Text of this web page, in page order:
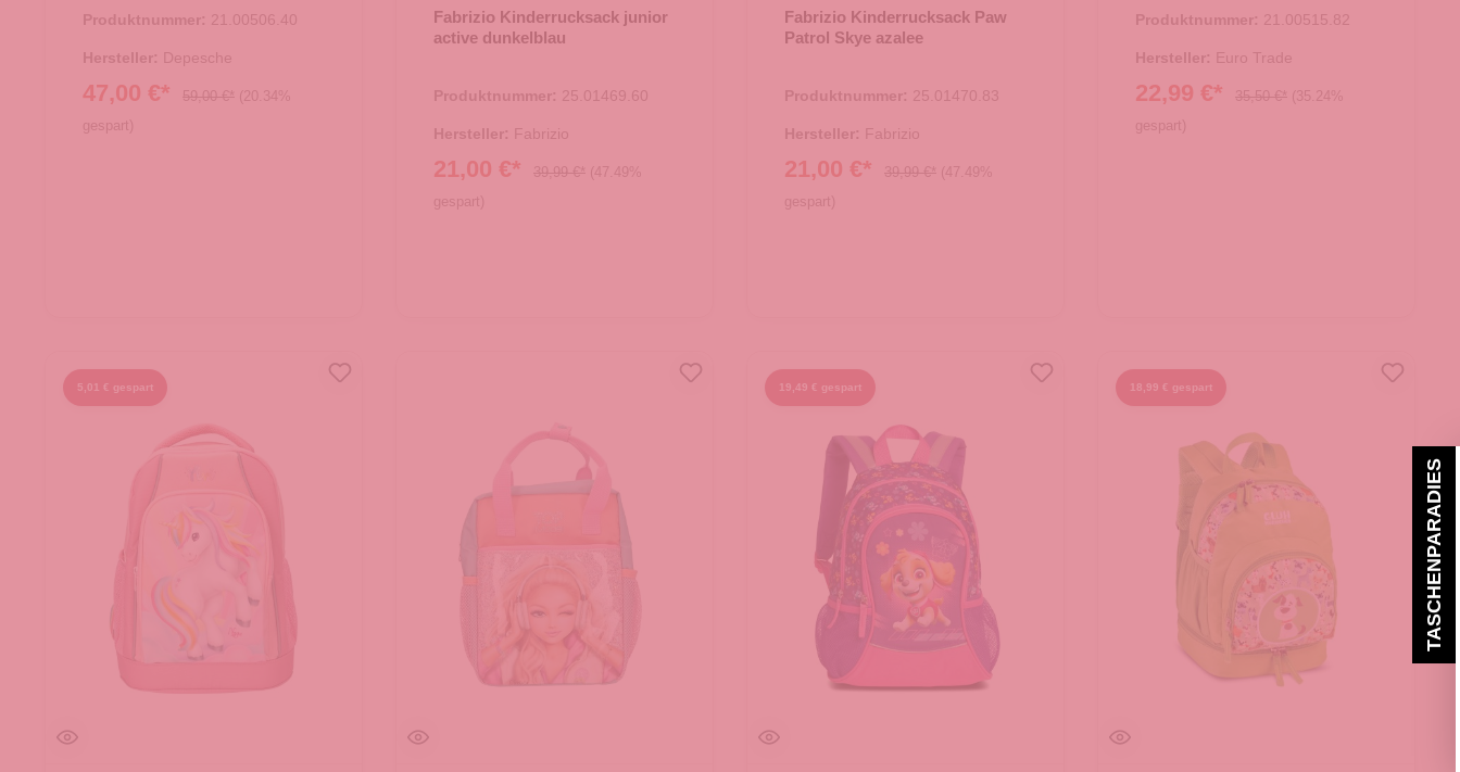
Produktnummer: 21.00506.40
Hersteller: Depesche
47,00 €* 59,00 €* (20.34%
gespart)
Fabrizio Kinderrucksack junior
active dunkelblau
Produktnummer: 25.01469.60
Hersteller: Fabrizio
21,00 €* 39,99 €* (47.49%
gespart)
Fabrizio Kinderrucksack Paw
Patrol Skye azalee
Produktnummer: 25.01470.83
Hersteller: Fabrizio
21,00 €* 39,99 €* (47.49%
gespart)
Produktnummer: 21.00515.82
Hersteller: Euro Trade
22,99 €* 35,50 €* (35.24%
gespart)
5,01 € gespart 19,49 € gespart 18,99 € gespart
TASCHENPARADIES